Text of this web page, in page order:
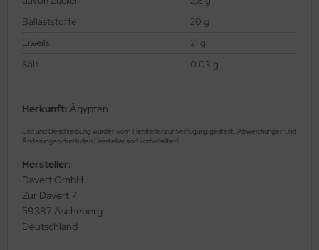
Ballaststoffe
20 g
Eiweiß
21 g
Salz
0.03 g
Herkunft: Ägypten
Bild und Beschreibung wurden vom Hersteller zur Verfügung gestellt. Abweichungen und
Änderungen durch den Hersteller sind vorbehalten!
Hersteller:
Davert GmbH
Zur Davert 7
59387 Ascheberg
Deutschland